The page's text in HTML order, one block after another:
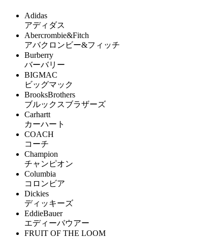
Adidas
アディダス
Abercrombie&Fitch
アバクロンビー&フィッチ
Burberry
バーバリー
BIGMAC
ビッグマック
BrooksBrothers
ブルックスブラザーズ
Carhartt
カーハート
COACH
コーチ
Champion
チャンピオン
Columbia
コロンビア
Dickies
ディッキーズ
EddieBauer
エディーバウアー
FRUIT OF THE LOOM